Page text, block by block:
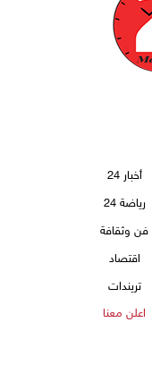
أخبار 24
رياضة 24
فن وثقافة
اقتصاد
تريندات
اعلن معنا